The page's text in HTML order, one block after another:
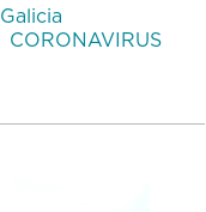
Galicia
CORONAVIRUS